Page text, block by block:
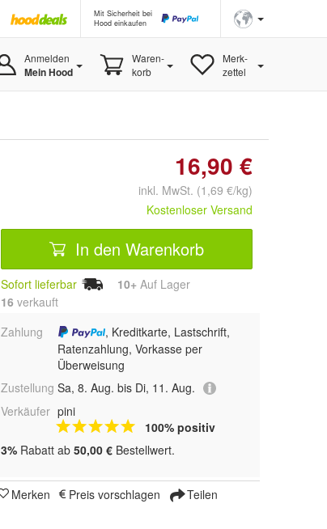
Mit Sicherheit bei
Hood einkaufen
Anmelden
Mein Hood
Waren-
korb
Merk-
zettel
16,90 €
inkl. MwSt. (1,69 €/kg)
Kostenloser Versand
In den Warenkorb
Sofort lieferbar 10+ Auf Lager
16 verkauft
Zahlung
, Kreditkarte, Lastschrift,
Ratenzahlung, Vorkasse per
Überweisung
Zustellung Sa, 8. Aug. bis Di, 11. Aug.
Verkäufer pini
100% positiv
3% Rabatt ab 50,00 € Bestellwert.
Merken Preis vorschlagen Teilen